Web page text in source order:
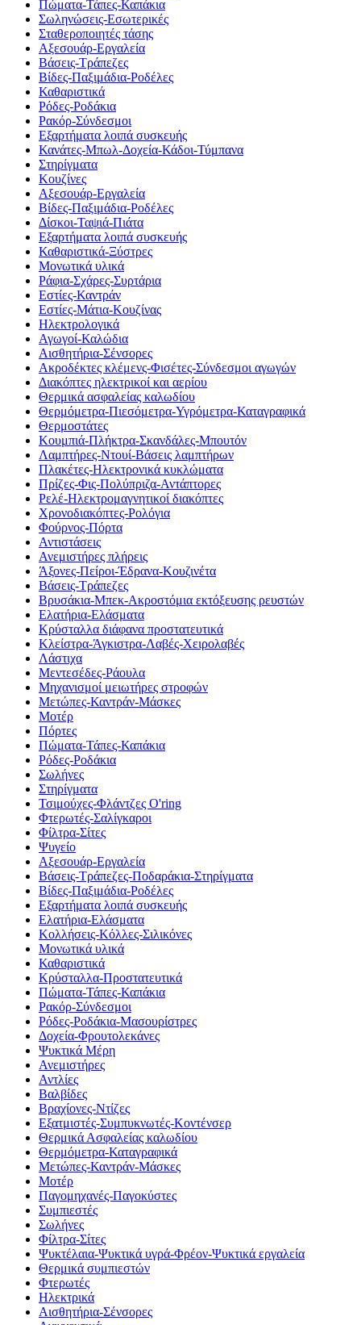
Πώματα-Τάπες-Καπάκια
Σωληνώσεις-Εσωτερικές
Σταθεροποιητές τάσης
Αξεσουάρ-Εργαλεία
Βάσεις-Τράπεζες
Βίδες-Παξιμάδια-Ροδέλες
Καθαριστικά
Ρόδες-Ροδάκια
Ρακόρ-Σύνδεσμοι
Εξαρτήματα λοιπά συσκευής
Κανάτες-Μπωλ-Δοχεία-Κάδοι-Τύμπανα
Στηρίγματα
Κουζίνες
Αξεσουάρ-Εργαλεία
Βίδες-Παξιμάδια-Ροδέλες
Δίσκοι-Ταψιά-Πιάτα
Εξαρτήματα λοιπά συσκευής
Καθαριστικά-Ξύστρες
Μονωτικά υλικά
Ράφια-Σχάρες-Συρτάρια
Εστίες-Καντράν
Εστίες-Μάτια-Κουζίνας
Ηλεκτρολογικά
Αγωγοί-Καλώδια
Αισθητήρια-Σένσορες
Ακροδέκτες κλέμενς-Φισέτες-Σύνδεσμοι αγωγών
Διακόπτες ηλεκτρικοί και αερίου
Θερμικά ασφαλείας καλωδίου
Θερμόμετρα-Πιεσόμετρα-Υγρόμετρα-Καταγραφικά
Θερμοστάτες
Κουμπιά-Πλήκτρα-Σκανδάλες-Μπουτόν
Λαμπτήρες-Ντουί-Βάσεις λαμπτήρων
Πλακέτες-Ηλεκτρονικά κυκλώματα
Πρίζες-Φις-Πολύπριζα-Αντάπτορες
Ρελέ-Ηλεκτρομαγνητικοί διακόπτες
Χρονοδιακόπτες-Ρολόγια
Φούρνος-Πόρτα
Αντιστάσεις
Ανεμιστήρες πλήρεις
Άξονες-Πείροι-Έδρανα-Κουζινέτα
Βάσεις-Τράπεζες
Βρυσάκια-Μπεκ-Ακροστόμια εκτόξευσης ρευστών
Ελατήρια-Ελάσματα
Κρύσταλλα διάφανα προστατευτικά
Κλείστρα-Άγκιστρα-Λαβές-Χειρολαβές
Λάστιχα
Μεντεσέδες-Ράουλα
Μηχανισμοί μειωτήρες στροφών
Μετώπες-Καντράν-Μάσκες
Μοτέρ
Πόρτες
Πώματα-Τάπες-Καπάκια
Ρόδες-Ροδάκια
Σωλήνες
Στηρίγματα
Τσιμούχες-Φλάντζες O'ring
Φτερωτές-Σαλίγκαροι
Φίλτρα-Σίτες
Ψυγείο
Αξεσουάρ-Εργαλεία
Βάσεις-Τράπεζες-Ποδαράκια-Στηρίγματα
Βίδες-Παξιμάδια-Ροδέλες
Εξαρτήματα λοιπά συσκευής
Ελατήρια-Ελάσματα
Κολλήσεις-Κόλλες-Σιλικόνες
Μονωτικά υλικά
Καθαριστικά
Κρύσταλλα-Προστατευτικά
Πώματα-Τάπες-Καπάκια
Ρακόρ-Σύνδεσμοι
Ρόδες-Ροδάκια-Μασουρίστρες
Δοχεία-Φρουτολεκάνες
Ψυκτικά Μέρη
Ανεμιστήρες
Αντλίες
Βαλβίδες
Βραχίονες-Ντίζες
Εξατμιστές-Συμπυκνωτές-Κοντένσερ
Θερμικά Ασφαλείας καλωδίου
Θερμόμετρα-Καταγραφικά
Μετώπες-Καντράν-Μάσκες
Μοτέρ
Παγομηχανές-Παγοκύστες
Συμπιεστές
Σωλήνες
Φίλτρα-Σίτες
Ψυκτέλαια-Ψυκτικά υγρά-Φρέον-Ψυκτικά εργαλεία
Θερμικά συμπιεστών
Φτερωτές
Ηλεκτρικά
Αισθητήρια-Σένσορες